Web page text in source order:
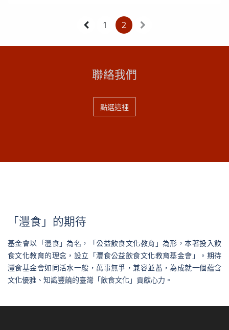
等農作物。 喀哩附幼於109學年度起展開了陽光菜園在地
食農活動，師生透過小農夫課程們經歷了從菜園到餐桌的
1 2
聯絡我們
點選這裡
「灃食」的期待
基金會以「灃食」為名，「公益飲食文化教育」為形，本著投入飲
食文化教育的理念，設立「灃食公益飲食文化教育基金會」。期待
灃食基金會如同活水一般，萬事無爭，兼容並蓄，為成就一個蘊含
文化優雅、知識豐饒的臺灣「飲食文化」貢獻心力。